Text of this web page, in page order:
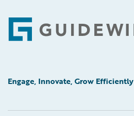
Footer
Engage, Innovate, Grow Efficiently